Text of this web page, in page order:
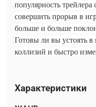
популярность
совершить прорыв в
больше и больше
Готовы ли вы устоять
коллизий и быстро
Характеристики